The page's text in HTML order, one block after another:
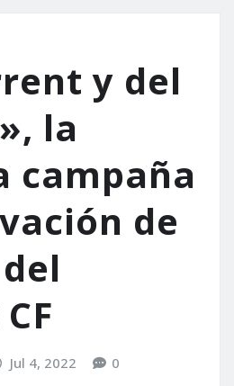
y del
la
campaña
de
Jul 4, 2022 0